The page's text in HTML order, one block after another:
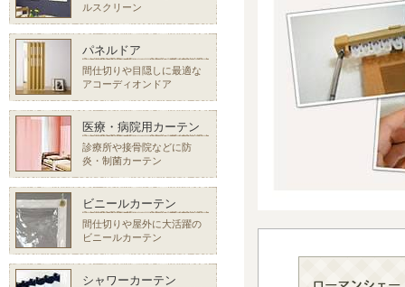
ルスクリーン
パネルドア
間仕切りや目隠しに最適な
アコーディオンドア
医療・病院用カーテン
診療所や接骨院などに防
炎・制菌カーテン
ビニールカーテン
間仕切りや屋外に大活躍の
ビニールカーテン
シャワーカーテン